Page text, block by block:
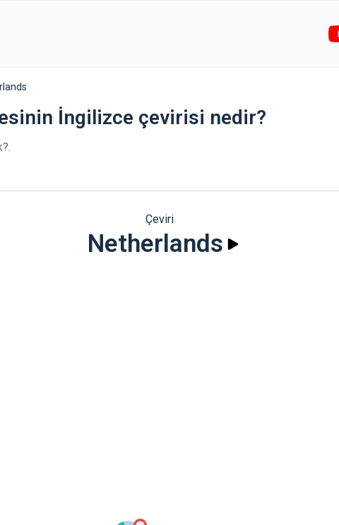
İngilizce çevirisi nedir?
Çeviri
Netherlands